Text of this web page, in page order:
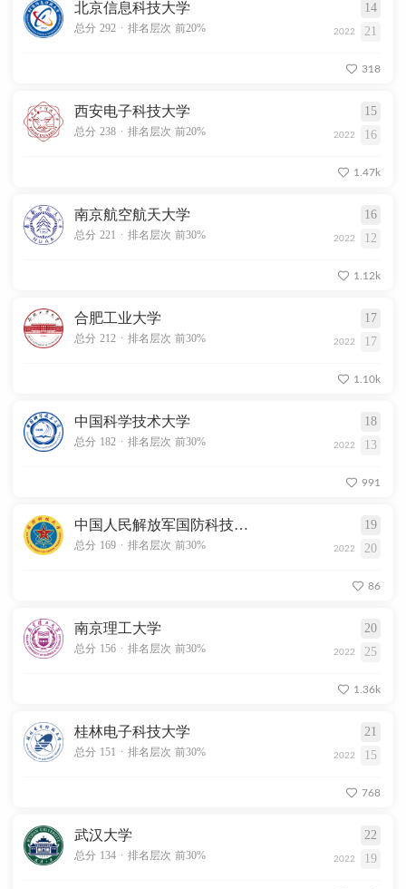
北京信息科技大学 14
总分 292 . 排名层次 前20% 2022 21
318
西安电子科技大学 15
总分 238 . 排名层次 前20% 2022 16
1.47k
南京航空航天大学 16
总分 221 . 排名层次 前30% 2022 12
1.12k
合肥工业大学 17
总分 212 . 排名层次 前30% 2022 17
1.10k
中国科学技术大学 18
总分 182 . 排名层次 前30% 2022 13
991
中国人民解放军国防科技大学 19
总分 169 . 排名层次 前30% 2022 20
86
南京理工大学 20
总分 156 . 排名层次 前30% 2022 25
1.36k
桂林电子科技大学 21
总分 151 . 排名层次 前30% 2022 15
768
武汉大学 22
总分 134 . 排名层次 前30% 2022 19